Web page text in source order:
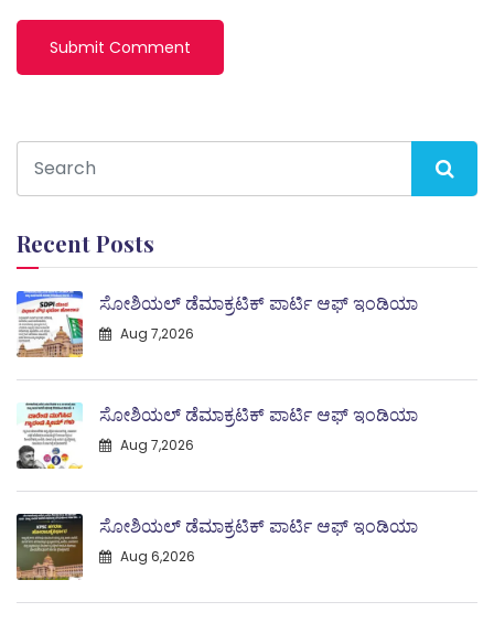
Recent Posts
ಸೋಶಿಯಲ್ ಡೆಮಾಕ್ರಟಿಕ್ ಪಾರ್ಟಿ ಆಫ್ ಇಂಡಿಯಾ
Aug 7,2026
ಸೋಶಿಯಲ್ ಡೆಮಾಕ್ರಟಿಕ್ ಪಾರ್ಟಿ ಆಫ್ ಇಂಡಿಯಾ
Aug 7,2026
ಸೋಶಿಯಲ್ ಡೆಮಾಕ್ರಟಿಕ್ ಪಾರ್ಟಿ ಆಫ್ ಇಂಡಿಯಾ
Aug 6,2026